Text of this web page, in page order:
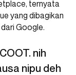
ternyata
yang dibagikan
Google.
nih
nipu deh